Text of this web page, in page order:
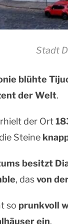
Stadt
blühte
der Welt.
der Ort
Steine
besitzt
, dasvon
so prunkvoll
ein.